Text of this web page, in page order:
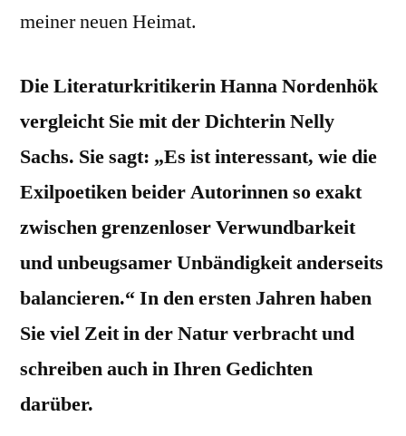
meiner neuen Heimat.
Die Literaturkritikerin Hanna Nordenhök
vergleicht Sie mit der Dichterin Nelly
Sachs. Sie sagt: „Es ist interessant, wie die
Exilpoetiken beider Autorinnen so exakt
zwischen grenzenloser Verwundbarkeit
und unbeugsamer Unbändigkeit anderseits
balancieren.“ In den ersten Jahren haben
Sie viel Zeit in der Natur verbracht und
schreiben auch in Ihren Gedichten
darüber.